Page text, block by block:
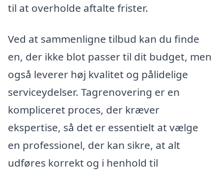
til at overholde aftalte frister.
Ved at sammenligne tilbud kan du finde
en, der ikke blot passer til dit budget, men
også leverer høj kvalitet og pålidelige
serviceydelser. Tagrenovering er en
kompliceret proces, der kræver
ekspertise, så det er essentielt at vælge
en professionel, der kan sikre, at alt
udføres korrekt og i henhold til